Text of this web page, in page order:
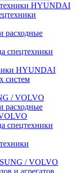
HYUNDAI
расходные
спецтехники
HYUNDAI
систем
/ VOLVO
расходные
спецтехники
/ VOLVO
и агрегатов